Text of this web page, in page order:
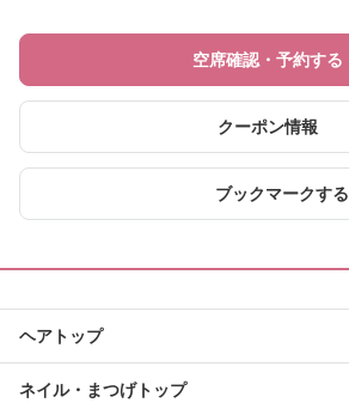
空席確認・予約する
クーポン情報
ブックマークする
ヘアトップ
ネイル・まつげトップ